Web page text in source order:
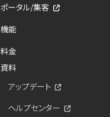
ポータル/集客
機能
料金
資料
アップデート
ヘルプセンター